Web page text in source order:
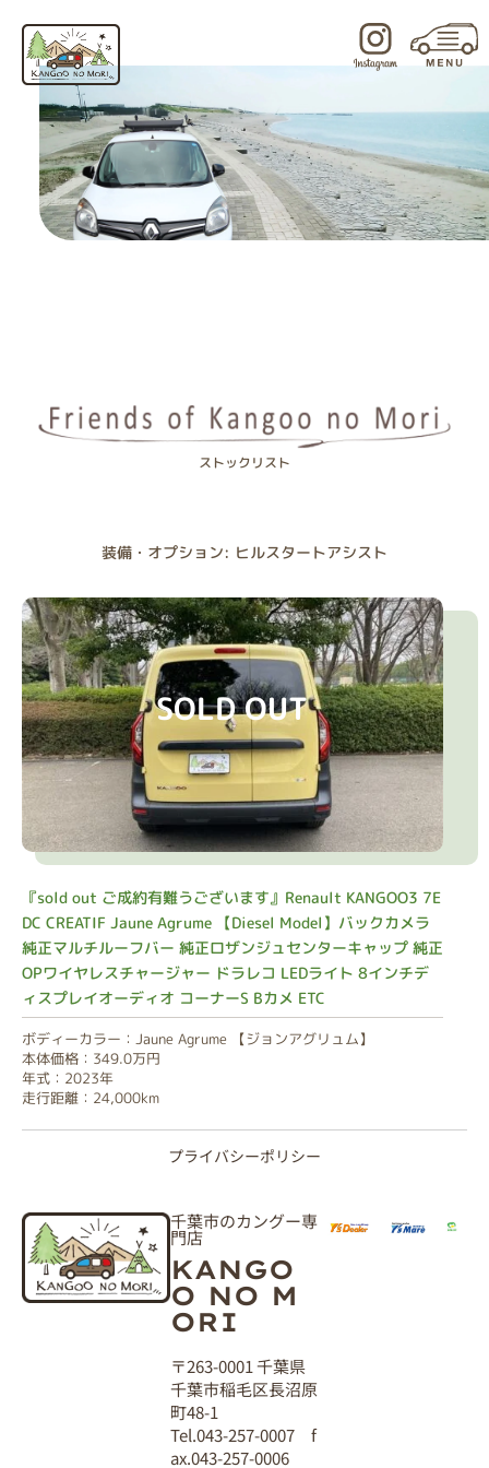
ストックリスト
装備・オプション: ヒルスタートアシスト
SOLD OUT
『sold out ご成約有難うございます』Renault KANGOO3 7E
DC CREATIF Jaune Agrume 【Diesel Model】バックカメラ
純正マルチルーフバー 純正ロザンジュセンターキャップ 純正
OPワイヤレスチャージャー ドラレコ LEDライト 8インチデ
ィスプレイオーディオ コーナーS Bカメ ETC
ボディーカラー：Jaune Agrume 【ジョンアグリュム】
本体価格：349.0万円
年式：2023年
走行距離：24,000km
プライバシーポリシー
千葉市のカングー専
門店
KANGO
O NO M
ORI
〒263-0001 千葉県
千葉市稲毛区長沼原
町48-1
Tel.043-257-0007 f
ax.043-257-0006